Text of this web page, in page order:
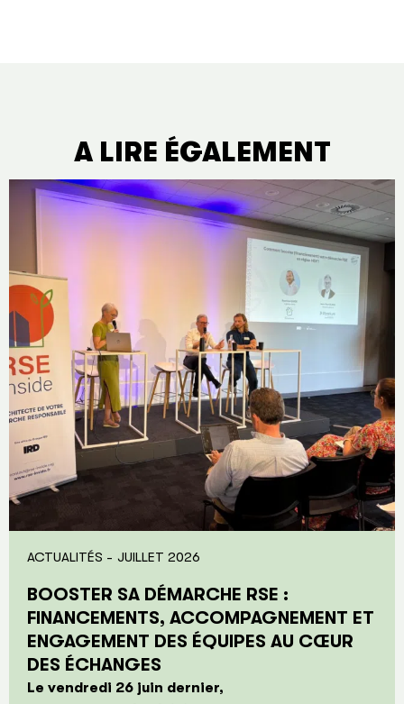
A LIRE ÉGALEMENT
ACTUALITÉS - JUILLET 2026
BOOSTER SA DÉMARCHE RSE :
FINANCEMENTS, ACCOMPAGNEMENT ET
ENGAGEMENT DES ÉQUIPES AU CŒUR
DES ÉCHANGES
Le vendredi 26 juin dernier,